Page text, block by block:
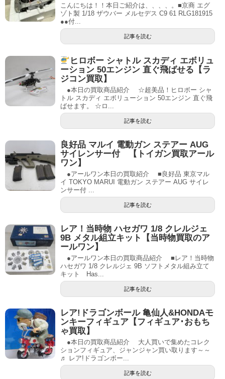
こんにちは！！本日ご紹介は、、、、。■京商 エグ
ゾト製 1/18 ザウバー メルセデス C9 61 RLG181915
●●付...
記事を読む
ヒロボー シャトル スカディ エボリュ
ーション 50エンジン 直ぐ飛ばせる【ラ
ジコン買取】
●本日の買取商品紹介 ☆超美品！ヒロボー シャ
トル スカディ エボリューション 50エンジン 直ぐ飛
ばせます。 ☆ロ...
記事を読む
良好品 マルイ 電動ガン ステアー AUG
サイレンサー付 【トイガン買取アール
ワン】
●アールワン本日の買取紹介 ■良好品 東京マル
イ TOKYO MARUI 電動ガン ステアー AUG サイレ
ンサー付 ...
記事を読む
レア！当時物 ハセガワ 1/8 クレルジェ
9B メタル組立キット【当時物買取のア
ールワン】
●アールワン本日の買取商品紹介 ■レア！当時物
ハセガワ 1/8 クレルジェ 9B ソフトメタル組み立て
キット Has...
記事を読む
レア!ドラゴンボール 亀仙人&HONDAモ
ンキーフィギュア【フィギュア･おもち
ゃ買取】
●本日の買取商品紹介 大人買いで集めたコレク
ションフィギュア、ジャンジャン買い取ります～～
♬ レア!ドラゴンボー...
記事を読む